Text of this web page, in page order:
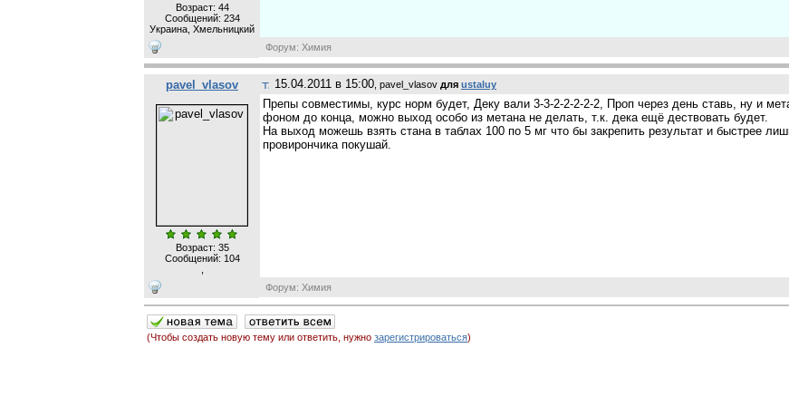
Возраст: 44
Сообщений: 234
Украина, Хмельницкий
Форум: Химия
pavel_vlasov 15.04.2011 в 15:00 , pavel_vlasov для ustaluy
Возраст: 35
Сообщений: 104
Препы совместимы, курс норм будет, Деку вали 3-3-2-2-2-2-2, Проп через день ставь, ну и
фоном до конца, можно выход особо из метана не делать, т.к. дека ещё дествовать будет.
На выход можешь взять стана в таблах 100 по 5 мг что бы закрепить результат и быстрее
провирончика покушай.
Форум: Химия
(Чтобы создать новую тему или ответить, нужно зарегистрироваться)